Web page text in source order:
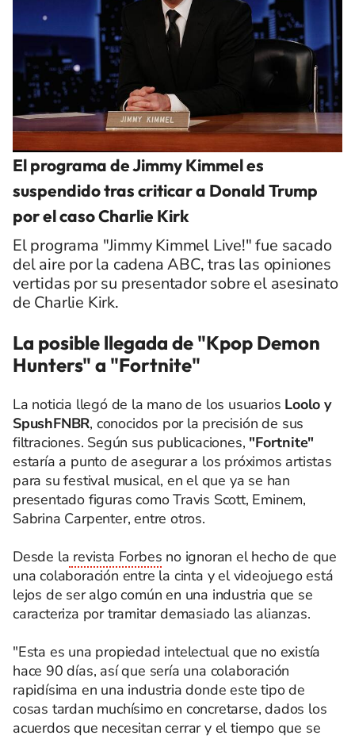
El programa de Jimmy Kimmel es
suspendido tras criticar a Donald Trump
por el caso Charlie Kirk
El programa "Jimmy Kimmel Live!" fue sacado
del aire por la cadena ABC, tras las opiniones
vertidas por su presentador sobre el asesinato
de Charlie Kirk.
La posible llegada de "Kpop Demon
Hunters" a "Fortnite"
La noticia llegó de la mano de los usuarios Loolo y
SpushFNBR, conocidos por la precisión de sus
filtraciones. Según sus publicaciones, "Fortnite"
estaría a punto de asegurar a los próximos artistas
para su festival musical, en el que ya se han
presentado figuras como Travis Scott, Eminem,
Sabrina Carpenter, entre otros.
Desde la revista Forbes no ignoran el hecho de que
una colaboración entre la cinta y el videojuego está
lejos de ser algo común en una industria que se
caracteriza por tramitar demasiado las alianzas.
"Esta es una propiedad intelectual que no existía
hace 90 días, así que sería una colaboración
rapidísima en una industria donde este tipo de
cosas tardan muchísimo en concretarse, dados los
acuerdos que necesitan cerrar y el tiempo que se